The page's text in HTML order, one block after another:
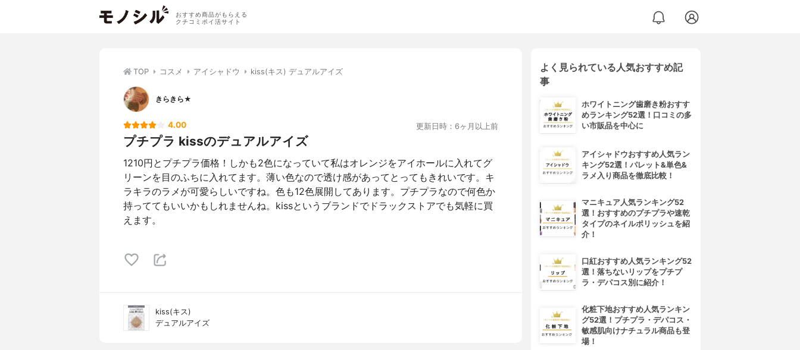
おすすめ商品がもらえる
クチコミポイ活サイト
TOP コスメ アイシャドウ kiss(キス) デュアルアイズ
きらきら★
4.00 更新日時：6ヶ月以上前
プチプラ kissのデュアルアイズ
1210円とプチプラ価格！しかも2色になっていて私はオレンジをアイホールに入れてグ
リーンを目のふちに入れてます。薄い色なので透け感があってとってもきれいです。キ
ラキラのラメが可愛らしいですね。色も12色展開してあります。プチプラなので何色か
持っててもいいかもしれませんね。kissというブランドでドラックストアでも気軽に買
えます。
kiss(キス)
デュアルアイズ
よく見られている人気おすすめ記
事
ホワイトニング歯磨き粉おすす
めランキング52選！口コミの多
い市販品を中心に
アイシャドウおすすめ人気ラン
キング52選！パレット&単色&
ラメ入り商品を徹底比較！
マニキュア人気ランキング52
選！おすすめのプチプラや速乾
タイプのネイルポリッシュを紹
介！
口紅おすすめ人気ランキング52
選！落ちないリップをプチプ
ラ・デパコス別に紹介！
化粧下地おすすめ人気ランキン
グ52選！プチプラ・デパコス・
敏感肌向けナチュラル商品も登
場！